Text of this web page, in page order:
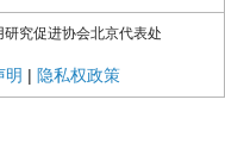
究促进协会北京代表处
明 | 隐私权政策